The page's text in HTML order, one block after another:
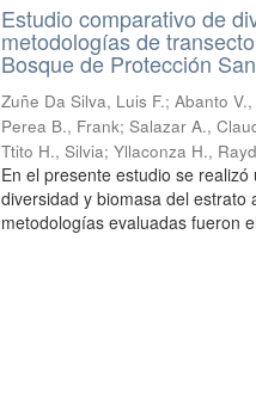
Estudio comparativo de
metodologías de
Bosque de Protección
Zuñe Da Silva, Luis F.;Abanto
Perea B., Frank;Salazar A.,
Ttito H., Silvia;Yllaconza H.,
En el presente estudio se
diversidad y biomasa del
metodologías evaluadas fueron